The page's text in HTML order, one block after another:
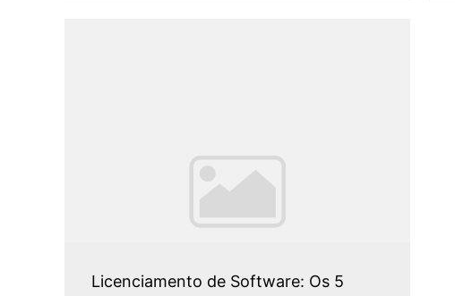
Licenciamento de Software: Os 5